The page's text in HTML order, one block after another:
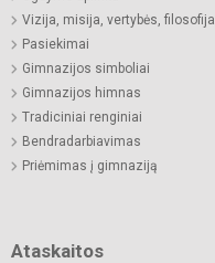
Vizija, misija, vertybės, filosofija
Pasiekimai
Gimnazijos simboliai
Gimnazijos himnas
Tradiciniai renginiai
Bendradarbiavimas
Priėmimas į gimnaziją
Ataskaitos